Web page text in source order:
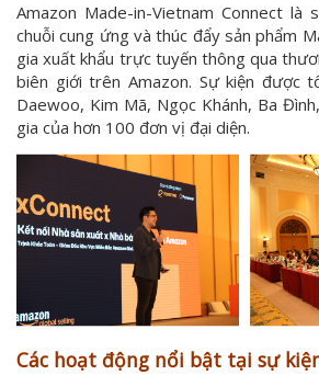
Amazon Made-in-Vietnam Connect là
chuỗi cung ứng và thúc đẩy sản phẩm
gia xuất khẩu trực tuyến thông qua
biên giới trên Amazon. Sự kiện được
Daewoo, Kim Mã, Ngọc Khánh, Ba
gia của hơn 100 đơn vị đại diện.
Các hoạt động nổi bật tại sự